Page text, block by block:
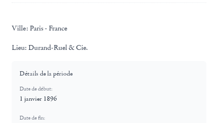
Ville: Paris - France
Lieu: Durand-Ruel & Cie.
Détails de la période
Date de début:
1 janvier 1896
Date de fin: